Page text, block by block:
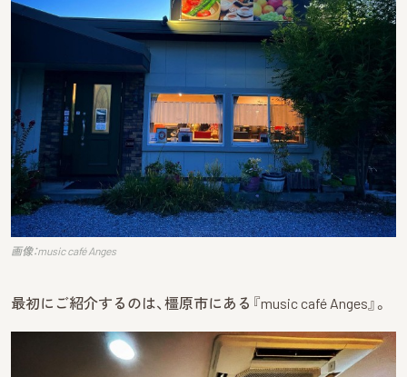
画像：music café Anges
最初にご紹介するのは、橿原市にある『music café Anges』。